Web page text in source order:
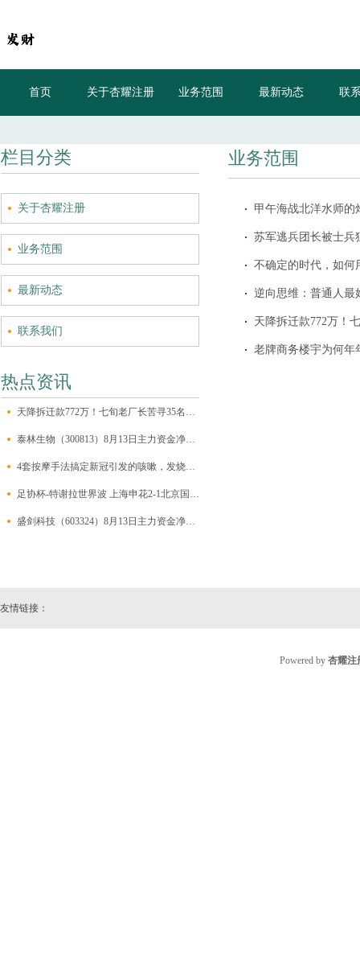
首页 关于杏耀注册 业务范围 最新动态 联
栏目分类
关于杏耀注册
业务范围
最新动态
联系我们
热点资讯
天降拆迁款772万！七旬老厂长苦寻35名失联职工：“回来领钱！”
泰林生物（300813）8月13日主力资金净卖出182.79万元
4套按摩手法搞定新冠引发的咳嗽，发烧，刀片嗓，太实用了，家长一定要学会
足协杯-特谢拉世界波 上海申花2-1北京国安晋级
盛剑科技（603324）8月13日主力资金净卖出8310.00万元
业务范围
苏军逃兵团长被士兵
不确定的时代，如何
逆向思维：普通人最
天降拆迁款772万！
老牌商务楼宇为何年
友情链接：
Powered by 杏耀注